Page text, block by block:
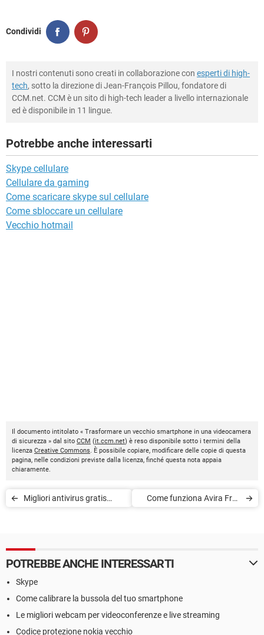
Condividi
I nostri contenuti sono creati in collaborazione con esperti di high-
tech, sotto la direzione di Jean-François Pillou, fondatore di
CCM.net. CCM è un sito di high-tech leader a livello internazionale
ed è disponibile in 11 lingue.
Potrebbe anche interessarti
Skype cellulare
Cellulare da gaming
Come scaricare skype sul cellulare
Come sbloccare un cellulare
Vecchio hotmail
Il documento intitolato « Trasformare un vecchio smartphone in una videocamera
di sicurezza » dal sito CCM (it.ccm.net) è reso disponibile sotto i termini della
licenza Creative Commons . È possibile copiare, modificare delle copie di questa
pagina, nelle condizioni previste dalla licenza, finché questa nota appaia
chiaramente.
Migliori antivirus gratis
Come funziona Avira Free
POTREBBE ANCHE INTERESSARTI
Skype
Come calibrare la bussola del tuo smartphone
Le migliori webcam per videoconferenze e live streaming
Codice protezione nokia vecchio